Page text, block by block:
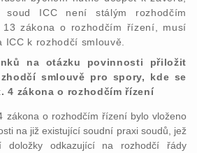
soud ICC není stálým rozhodčím
zákona o rozhodčím řízení, musí
k rozhodčí smlouvě.
na otázku povinnosti přiložit
smlouvě pro spory, kde se
4 zákona o rozhodčím řízení
zákona o rozhodčím řízení bylo vloženo
na již existující soudní praxi soudů, jež
doložky odkazující na rozhodčí řády